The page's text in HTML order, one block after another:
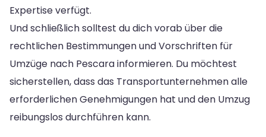
Expertise verfügt.
Und schließlich solltest du dich vorab über die
rechtlichen Bestimmungen und Vorschriften für
Umzüge nach Pescara informieren. Du möchtest
sicherstellen, dass das Transportunternehmen alle
erforderlichen Genehmigungen hat und den Umzug
reibungslos durchführen kann.